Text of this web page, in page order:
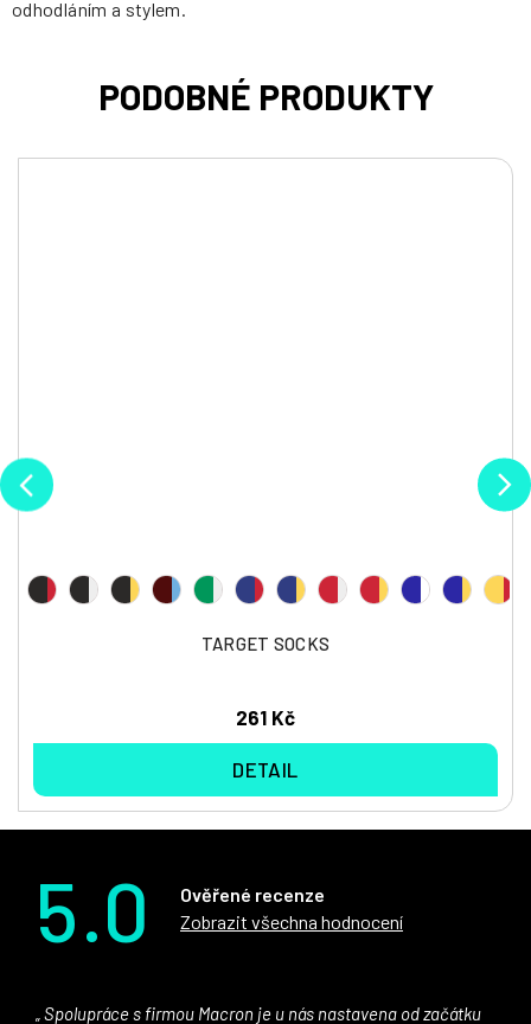
odhodláním a stylem.
TARGET SOCKS
261 Kč
DETAIL
5.0
Ověřené recenze
Zobrazit všechna hodnocení